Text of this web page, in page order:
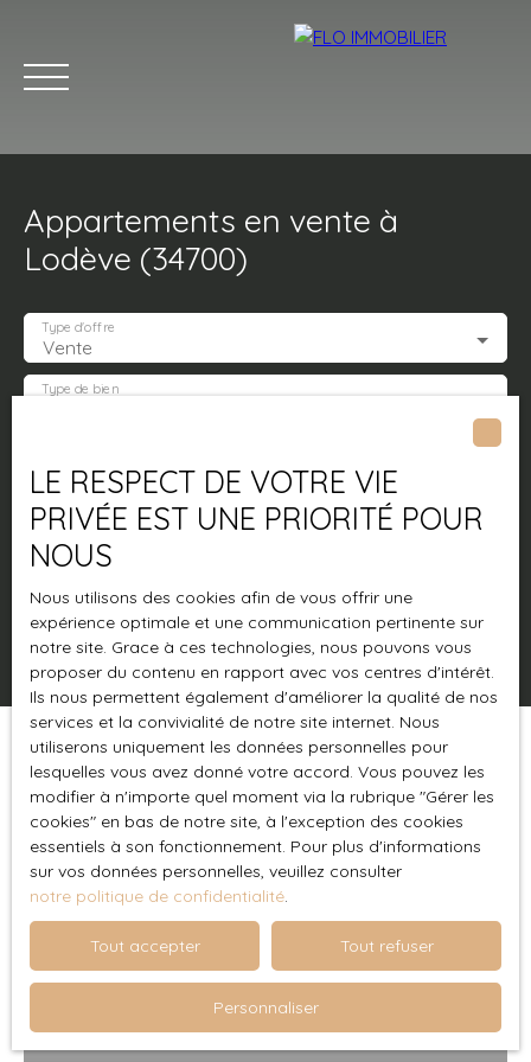
ACCUEIL
Appartements en vente à
Lodève (34700)
Vente
Type d'offre
Type de bien
Lodève (34700)
Budget max (€)
Rechercher
Pertinence
Trier par Créer une alerte
LE RESPECT DE VOTRE VIE
PRIVÉE EST UNE PRIORITÉ POUR
NOUS
Nous utilisons des cookies afin de vous offrir une
expérience optimale et une communication pertinente sur
notre site. Grace à ces technologies, nous pouvons vous
proposer du contenu en rapport avec vos centres d'intérêt.
Ils nous permettent également d'améliorer la qualité de nos
services et la convivialité de notre site internet. Nous
utiliserons uniquement les données personnelles pour
lesquelles vous avez donné votre accord. Vous pouvez les
modifier à n'importe quel moment via la rubrique ″Gérer les
cookies″ en bas de notre site, à l'exception des cookies
essentiels à son fonctionnement. Pour plus d'informations
sur vos données personnelles, veuillez consulter
notre politique de confidentialité.
Tout accepter Tout refuser
Personnaliser